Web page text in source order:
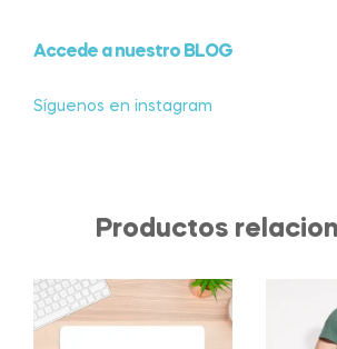
Accede a nuestro BLOG
Síguenos en instagram
Productos